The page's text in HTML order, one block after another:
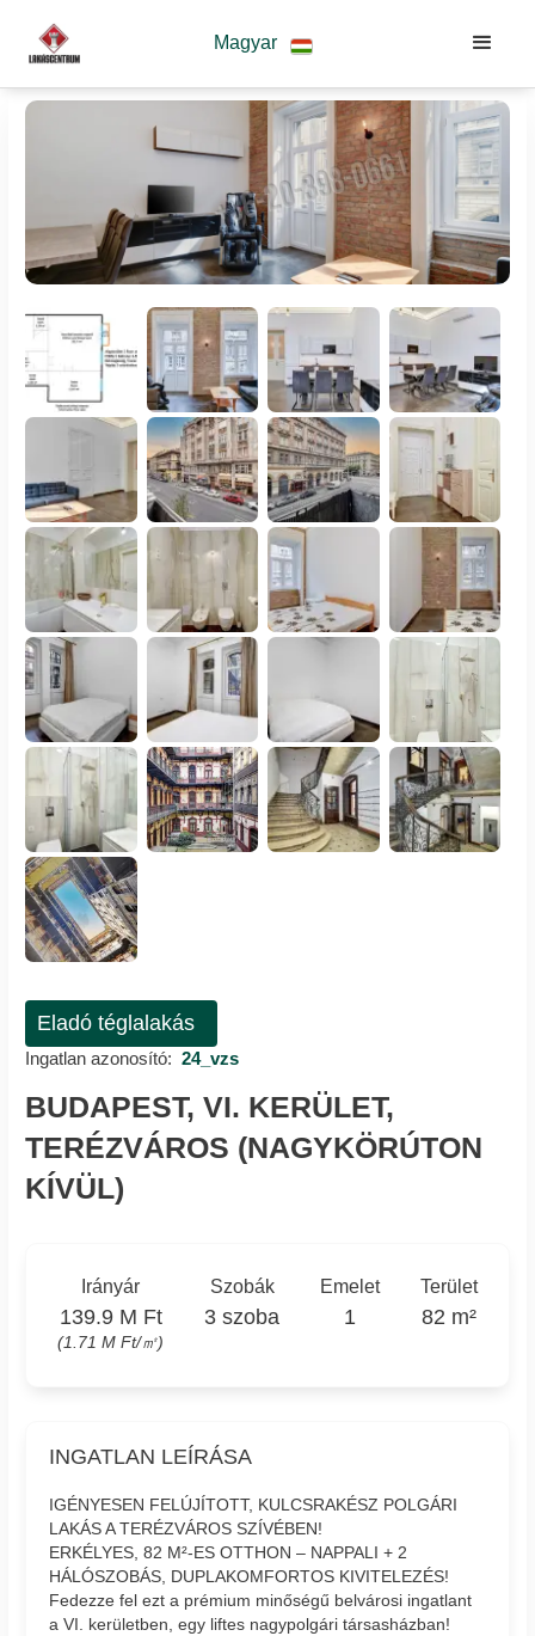
Magyar
Eladó téglalakás
Ingatlan azonosító: 24_vzs
BUDAPEST, VI. KERÜLET,
TERÉZVÁROS (NAGYKÖRÚTON
KÍVÜL)
Irányár
139.9 M Ft
(1.71 M Ft/㎡)
Szobák
3 szoba
Emelet
1
Terület
82 m²
INGATLAN LEÍRÁSA
IGÉNYESEN FELÚJÍTOTT, KULCSRAKÉSZ POLGÁRI
LAKÁS A TERÉZVÁROS SZÍVÉBEN!
ERKÉLYES, 82 M²-ES OTTHON – NAPPALI + 2
HÁLÓSZOBÁS, DUPLAKOMFORTOS KIVITELEZÉS!
Fedezze fel ezt a prémium minőségű belvárosi ingatlant
a VI. kerületben, egy liftes nagypolgári társasházban!